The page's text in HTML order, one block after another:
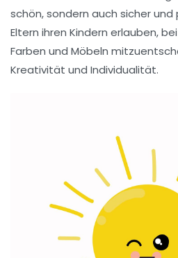
schön, sondern auch sicher
Eltern ihren Kindern erlauben,
Farben und Möbeln
Kreativität und Individualität.